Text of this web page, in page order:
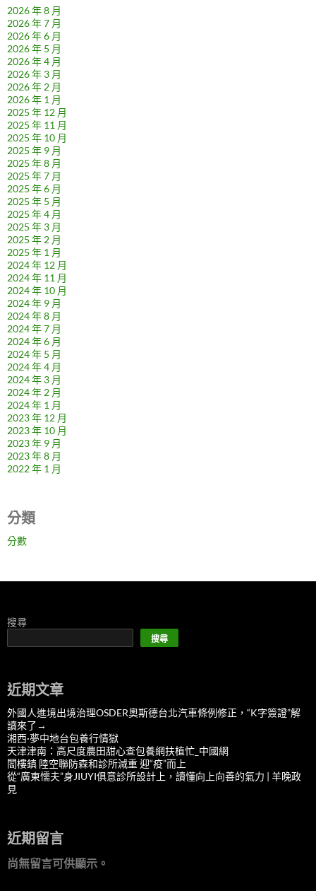
2026 年 8 月
2026 年 7 月
2026 年 6 月
2026 年 5 月
2026 年 4 月
2026 年 3 月
2026 年 2 月
2026 年 1 月
2025 年 12 月
2025 年 11 月
2025 年 10 月
2025 年 9 月
2025 年 8 月
2025 年 7 月
2025 年 6 月
2025 年 5 月
2025 年 4 月
2025 年 3 月
2025 年 2 月
2025 年 1 月
2024 年 12 月
2024 年 11 月
2024 年 10 月
2024 年 9 月
2024 年 8 月
2024 年 7 月
2024 年 6 月
2024 年 5 月
2024 年 4 月
2024 年 3 月
2024 年 2 月
2024 年 1 月
2023 年 12 月
2023 年 10 月
2023 年 9 月
2023 年 8 月
2022 年 1 月
分類
分數
搜尋
搜尋
近期文章
外國人進境出境治理OSDER奧斯德台北汽車條例修正，“K字簽證”解
讀來了→
湘西·夢中地台包養行情獄
天津津南：高尺度農田甜心查包養網扶植忙_中國網
閻樓鎮 陸空聯防森和診所減重 迎“疫”而上
從“廣東懦夫”身JIUYI俱意診所設計上，讀懂向上向善的氣力 | 羊晚政
見
近期留言
尚無留言可供顯示。